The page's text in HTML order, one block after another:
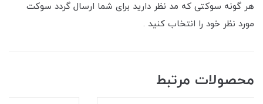
هر گونه سوکتی که مد نظر دارید برای شما ارسال گردد سوکت
مورد نظر خود را انتخاب کنید .
محصولات مرتبط